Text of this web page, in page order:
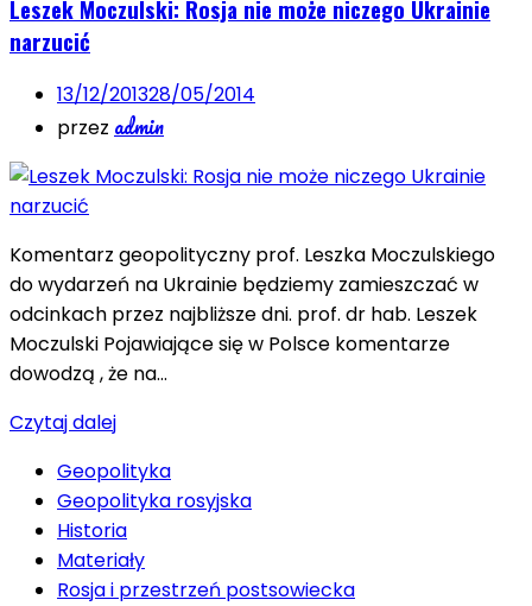
Leszek Moczulski: Rosja nie może niczego Ukrainie
narzucić
13/12/201328/05/2014
przez admin
Komentarz geopolityczny prof. Leszka Moczulskiego
do wydarzeń na Ukrainie będziemy zamieszczać w
odcinkach przez najbliższe dni. prof. dr hab. Leszek
Moczulski Pojawiające się w Polsce komentarze
dowodzą , że na…
Czytaj dalej
Geopolityka
Geopolityka rosyjska
Historia
Materiały
Rosja i przestrzeń postsowiecka